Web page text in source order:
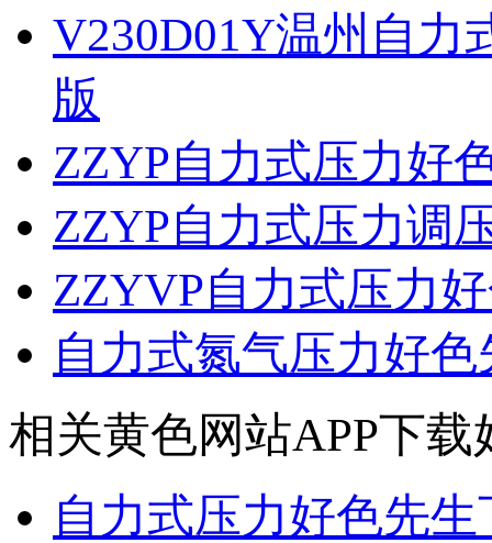
V230D01Y温州自力
版
ZZYP自力式压力好
ZZYP自力式压力调
ZZYVP自力式压力
自力式氮气压力好
相关黄色网站APP下载
自力式压力好色先